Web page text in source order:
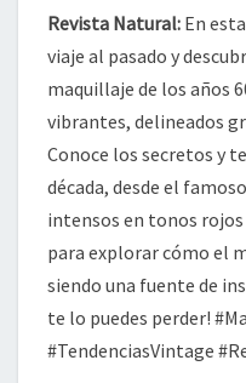
Revista Natural: En
viaje al pasado y
maquillaje de los años
vibrantes, delineados
Conoce los secretos y
década, desde el
intensos en tonos
para explorar cómo el
siendo una fuente de
te lo puedes perder!
#TendenciasVintage